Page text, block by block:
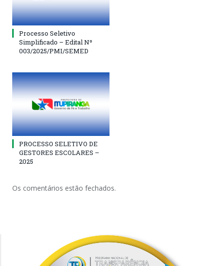
Processo Seletivo
Simplificado – Edital Nº
003/2025/PMI/SEMED
PROCESSO SELETIVO DE
GESTORES ESCOLARES –
2025
Os comentários estão fechados.